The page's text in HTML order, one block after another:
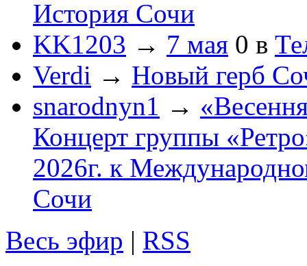
История Сочи
KK1203 → 7 мая 0 в
Verdi → Новый герб
snarodnyn1 →
Концерт группы
2026г. к
Сочи
Весь эфир | RSS